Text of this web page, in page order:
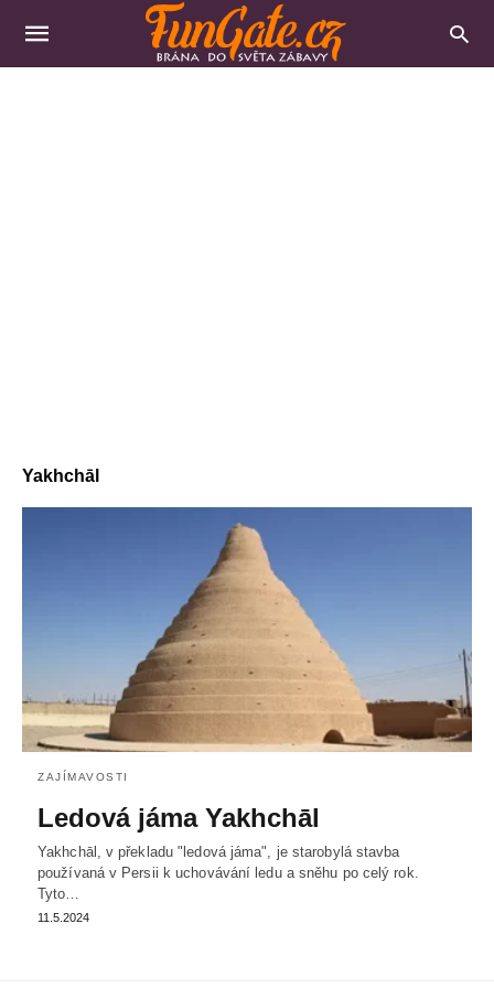
Yakhchāl
ZAJÍMAVOSTI
Ledová jáma Yakhchāl
Yakhchāl, v překladu "ledová jáma", je starobylá stavba
používaná v Persii k uchovávání ledu a sněhu po celý rok.
Tyto…
11.5.2024